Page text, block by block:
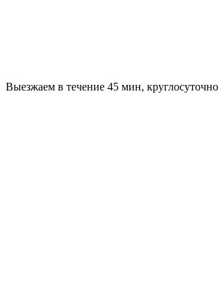
Выезжаем в течение 45 мин, круглосуточно